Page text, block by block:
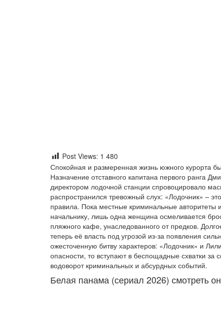
Post Views: 1 480
Спокойная и размеренная жизнь южного курорта
Назначение отставного капитана первого ранга
директором лодочной станции спровоцировало
распространился тревожный слух: «Лодочник» –
правила. Пока местные криминальные
начальнику, лишь одна женщина осмеливается
пляжного кафе, унаследованного от предков.
теперь её власть под угрозой из-за появления
ожесточенную битву характеров: «Лодочник» и
опасности, то вступают в беспощадные схватки
водоворот криминальных и абсурдных событий.
Белая панама (сериал 2026) смотреть